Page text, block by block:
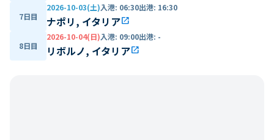
7日目
2026-10-03(土)入港: 06:30出港: 16:30
ナポリ, イタリアopen_in_new
8日目
2026-10-04(日)入港: 09:00出港: -
リボルノ, イタリアopen_in_new